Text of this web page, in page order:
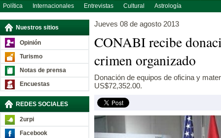
Política Internacionales Entrevistas Cultural Astrología
Nuestros sitios
Opinión
Turismo
Notas de prensa
Encuestas
REDES SOCIALES
2urpi
Facebook
Jueves 08 de agosto 2013
CONABI recibe
crimen organizado
Donación de equipos de oficina y
US$72,352.00.